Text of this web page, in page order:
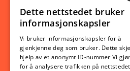
Ny student
Utveksling
Opptak
Lov- og regelverk
Dette nettstedet bruker
informasjonskapsler
Vi bruker informasjonskapsler for å
gjenkjenne deg som bruker. Dette
hjelp av et anonymt ID-nummer Vi
for å analysere trafikken på